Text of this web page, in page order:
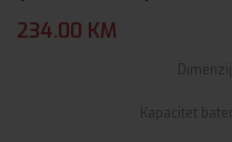
234.00 KM
Kapacitet